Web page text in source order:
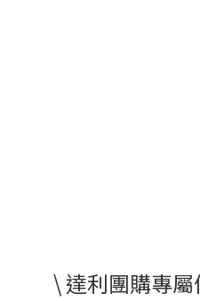
\ 達利團購專